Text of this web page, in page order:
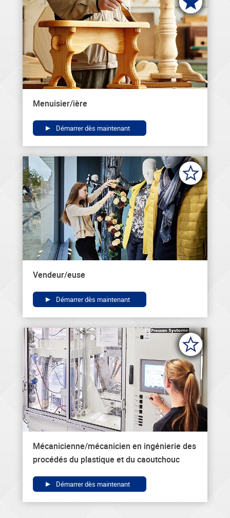
Menuisier/ière
Démarrer dès maintenant
Vendeur/euse
Démarrer dès maintenant
Mécanicienne/mécanicien en ingénierie des
procédés du plastique et du caoutchouc
Démarrer dès maintenant